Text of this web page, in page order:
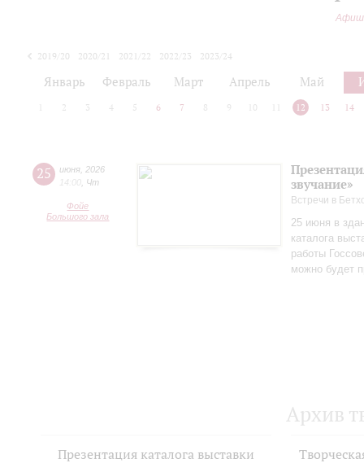
2019/20 2020/21 2021/22 2022/23
2023/24
Январь Февраль Март Апрель Май
2 3 4 5 6 7 8 9 10 12 13 14
25 июня 2026
14:00 Чт
Фойе
Большого зала
звучание»
Встречи в
25 июня в
каталога
работы
можно будет
Архив
Презентация каталога выставки